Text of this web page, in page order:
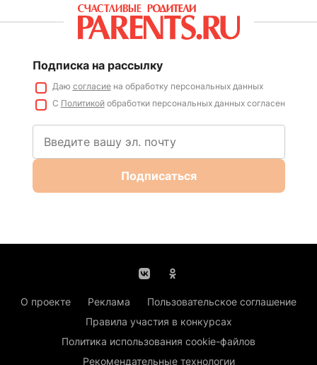
Подписка на рассылку
Даю согласиена обработку персональных данных
С Политикойобработки персональных данных согласен
Подписаться
О проекте Реклама
Пользовательское соглашение
Правила участия в конкурсах
Политика использования cookie-файлов
Рекомендательные технологии